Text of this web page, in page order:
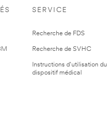
SERVICE
Recherche de FDS
Recherche de SVHC
Instructions d'utilisation du
dispositif médical